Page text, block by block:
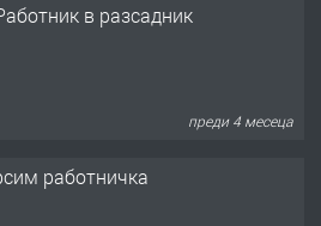
в разсадник
преди 4 месеца
работничка